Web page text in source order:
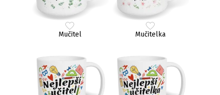
Mučitel Mučitelka